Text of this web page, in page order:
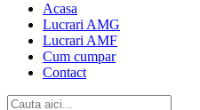
Acasa
Lucrari AMG
Lucrari AMF
Cum cumpar
Contact